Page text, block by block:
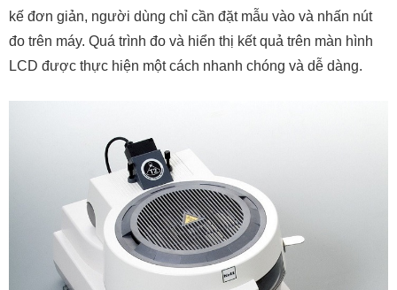
kế đơn giản, người dùng chỉ cần đặt mẫu vào và nhấn nút
đo trên máy. Quá trình đo và hiển thị kết quả trên màn hình
LCD được thực hiện một cách nhanh chóng và dễ dàng.